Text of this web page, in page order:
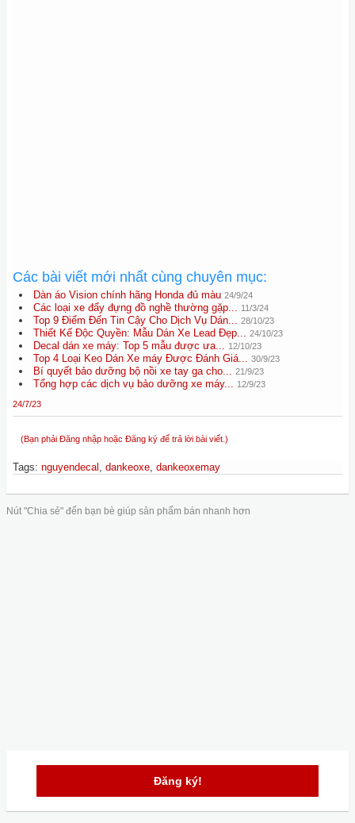
Các bài viết mới nhất cùng chuyên mục:
Dàn áo Vision chính hãng Honda đủ màu 24/9/24
Các loại xe đẩy đựng đồ nghề thường gặp... 11/3/24
Top 9 Điểm Đến Tin Cậy Cho Dịch Vụ Dán... 28/10/23
Thiết Kế Độc Quyền: Mẫu Dán Xe Lead Đẹp... 24/10/23
Decal dán xe máy: Top 5 mẫu được ưa... 12/10/23
Top 4 Loại Keo Dán Xe máy Được Đánh Giá... 30/9/23
Bí quyết bảo dưỡng bộ nồi xe tay ga cho... 21/9/23
Tổng hợp các dịch vụ bảo dưỡng xe máy... 12/9/23
24/7/23
(Bạn phải Đăng nhập hoặc Đăng ký để trả lời bài viết.)
Tags: nguyendecal , dankeoxe, dankeoxemay
Nút "Chia sẻ" đến bạn bè giúp sản phẩm bán nhanh hơn
Đăng ký!